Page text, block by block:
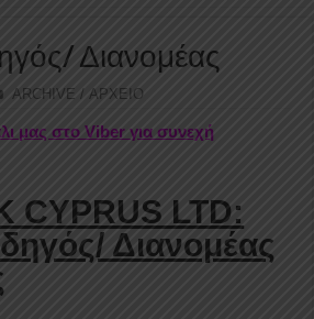
Διανομέας
ARCHIVE / ΑΡΧΕΙΟ
μας στο Viber για συνεχή
CYPRUS LTD:
Διανομέας